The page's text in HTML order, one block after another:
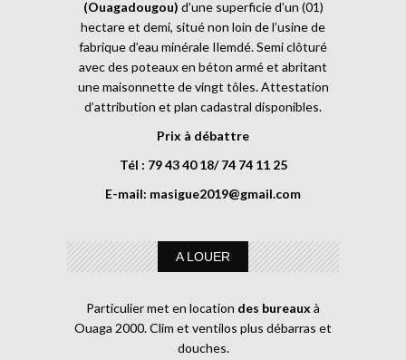
(Ouagadougou) d’une superficie d’un (01)
hectare et demi, situé non loin de l’usine de
fabrique d’eau minérale Ilemdé. Semi clôturé
avec des poteaux en béton armé et abritant
une maisonnette de vingt tôles. Attestation
d’attribution et plan cadastral disponibles.
Prix à débattre
Tél : 79 43 40 18/ 74 74 11 25
E-mail: masigue2019@gmail.com
A LOUER
Particulier met en location des bureaux à
Ouaga 2000. Clim et ventilos plus débarras et
douches.